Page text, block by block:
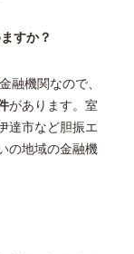
すか？
融機関なので、
があります。室
達市など胆振エ
の地域の金融機